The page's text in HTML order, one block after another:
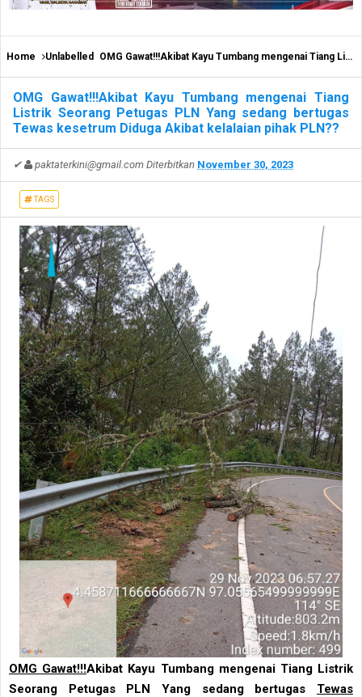
Home Unlabelled OMG Gawat!!!Akibat Kayu Tumbang mengenai Tiang Listrik Seorang Petugas PLN Yang sedang bertugas Tewas kesetrum Diduga Akibat kelalaian pihak PLN??
OMG Gawat!!!Akibat Kayu Tumbang mengenai Tiang
Listrik Seorang Petugas PLN Yang sedang bertugas
Tewas kesetrum Diduga Akibat kelalaian pihak PLN??
✔ paktaterkini@gmail.com Diterbitkan November 30, 2023
TAGS
OMG Gawat!!!Akibat Kayu Tumbang mengenai Tiang Listrik
Seorang Petugas PLN Yang sedang bertugas Tewas